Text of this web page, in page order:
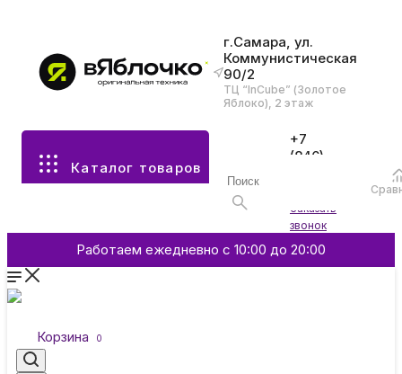
г.Самара, ул.
Коммунистическая
90/2
ТЦ “InCube” (Золотое
Яблоко), 2 этаж
Каталог товаров
+7
(846)
Заказать
звонок
Работаем ежедневно с 10:00 до 20:00
Корзина 0
Все разделы каталога
Аксессуары
Смартфоны и гаджеты